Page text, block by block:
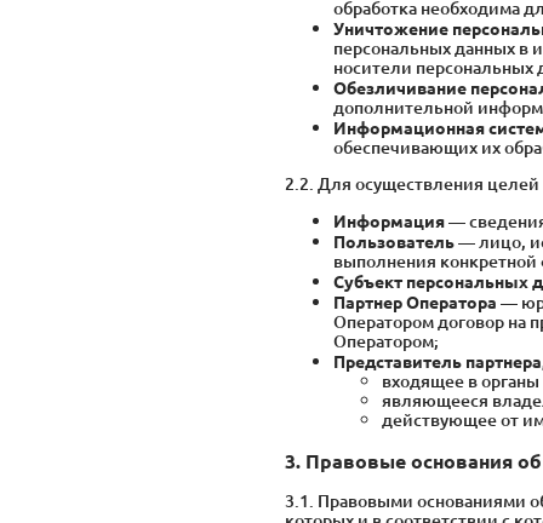
обработка необходима
Уничтожение
персональных данных в
носители персональных
Обезличивание
дополнительной
Информационная
обеспечивающих их
2.2. Для осуществления
Информация—
Пользователь— лицо,
выполнения
Субъект персональных
Партнер Оператора —
Оператором договор на
Оператором;
Представитель
входящее в
являющееся
действующее от
3. Правовые основания
3.1. Правовыми основаниями